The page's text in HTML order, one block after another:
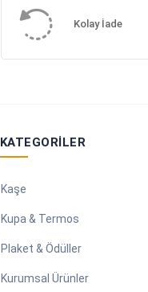
Kolay İade
KATEGORILER
Kaşe
Kupa & Termos
Plaket & Ödüller
Kurumsal Ürünler